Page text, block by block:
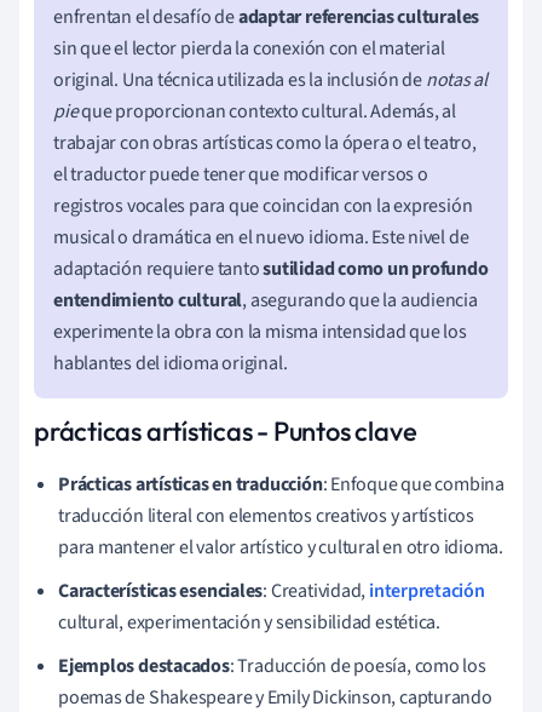
enfrentan el desafío deadaptar referencias culturales
sin que el lector pierda la conexión con el material
original. Una técnica utilizada es la inclusión denotas al
pieque proporcionan contexto cultural. Además, al
trabajar con obras artísticas como la ópera o el teatro,
el traductor puede tener que modificar versos o
registros vocales para que coincidan con la expresión
musical o dramática en el nuevo idioma. Este nivel de
adaptación requiere tantosutilidad como un profundo
entendimiento cultural, asegurando que la audiencia
experimente la obra con la misma intensidad que los
hablantes del idioma original.
prácticas artísticas - Puntos clave
Prácticas artísticas en traducción: Enfoque que combina
traducción literal con elementos creativos y artísticos
para mantener el valor artístico y cultural en otro idioma.
Características esenciales: Creatividad,interpretación
cultural, experimentación y sensibilidad estética.
Ejemplos destacados: Traducción de poesía, como los
poemas de Shakespeare y Emily Dickinson, capturando